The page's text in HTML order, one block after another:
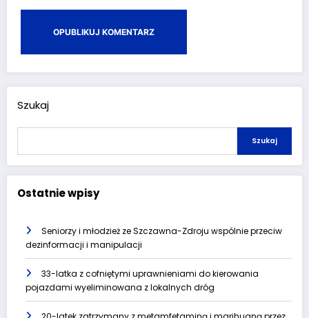
Szukaj
Szukaj
Ostatnie wpisy
Seniorzy i młodzież ze Szczawna-Zdroju wspólnie przeciw
dezinformacji i manipulacji
33-latka z cofniętymi uprawnieniami do kierowania
pojazdami wyeliminowana z lokalnych dróg